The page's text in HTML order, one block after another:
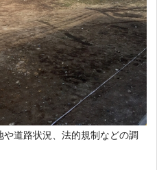
道路状況、法的規制などの調